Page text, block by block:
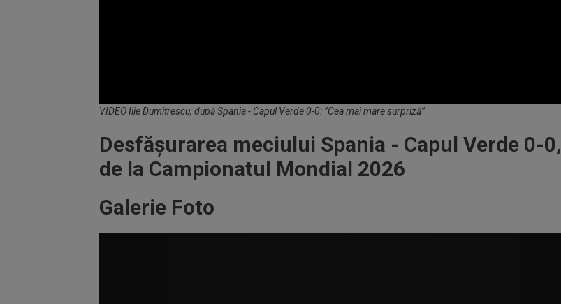
Volume
VIDEO Ilie Dumitrescu, după Spania - Capul Verde 0-0: ”Cea mai mare surpriză”
Desfășurarea meciului Spania - Capul Verde 0-0,
de la Campionatul Mondial 2026
Galerie Foto